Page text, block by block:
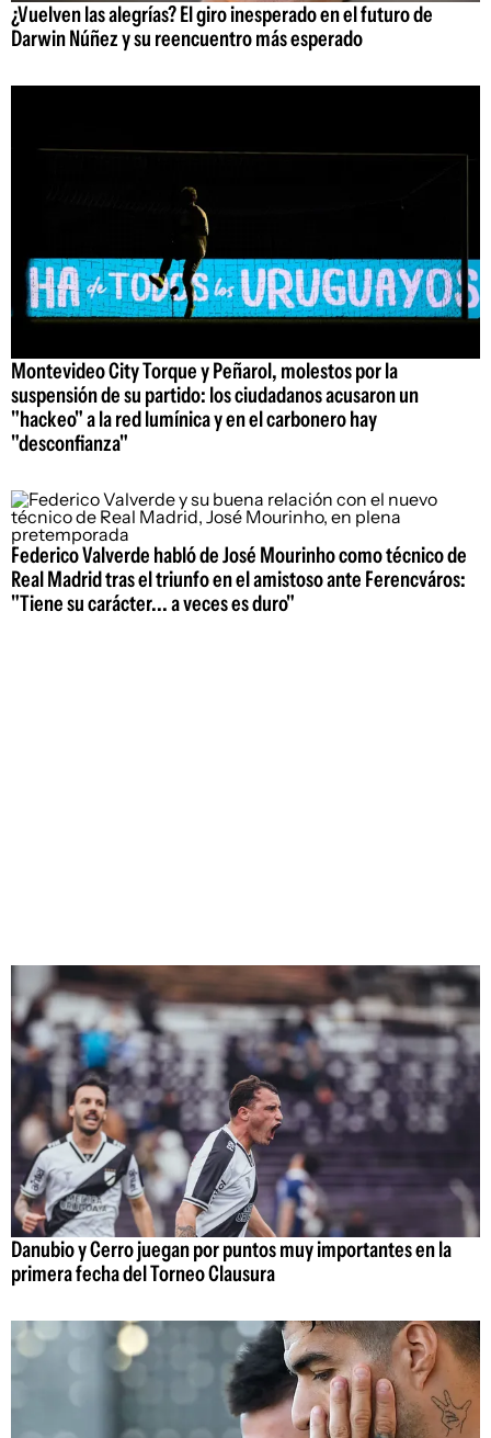
¿Vuelven las alegrías? El giro inesperado en el futuro de
Darwin Núñez y su reencuentro más esperado
Montevideo City Torque y Peñarol, molestos por la
suspensión de su partido: los ciudadanos acusaron un
"hackeo" a la red lumínica y en el carbonero hay
"desconfianza"
Federico Valverde habló de José Mourinho como técnico de
Real Madrid tras el triunfo en el amistoso ante Ferencváros:
"Tiene su carácter... a veces es duro"
Danubio y Cerro juegan por puntos muy importantes en la
primera fecha del Torneo Clausura